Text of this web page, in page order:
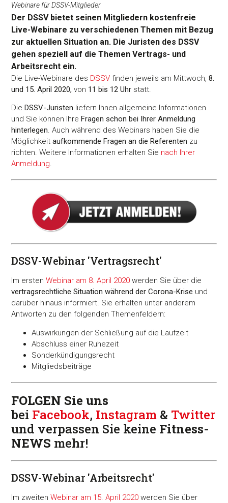
Webinare für DSSV-Mitglieder
Der DSSV bietet seinen Mitgliedern kostenfreie
Live-Webinare zu verschiedenen Themen mit Bezug
zur aktuellen Situation an. Die Juristen des DSSV
gehen speziell auf die Themen Vertrags- und
Arbeitsrecht ein.
Die Live-Webinare des DSSV finden jeweils am Mittwoch,8.
und 15. April 2020,von 11 bis 12 Uhr statt.
DieDSSV-Juristen liefern Ihnen allgemeine Informationen
und Sie können IhreFragen schon bei Ihrer Anmeldung
hinterlegen. Auch während des Webinars haben Sie die
Möglichkeitaufkommende Fragen an die Referenten zu
richten. Weitere Informationen erhalten Sie nach Ihrer
Anmeldung.
DSSV-Webinar 'Vertragsrecht'
Im erstenWebinar am 8. April 2020 werden Sie über die
vertragsrechtliche Situation während der Corona-Krise und
darüber hinaus informiert. Sie erhalten unter anderem
Antworten zu den folgenden Themenfeldern:
Auswirkungen der Schließung auf die Laufzeit
Abschluss einer Ruhezeit
Sonderkündigungsrecht
Mitgliedsbeiträge
FOLGEN Sie uns
bei Facebook, Instagram & Twitter
und verpassen Sie keine Fitness-
NEWS mehr!
DSSV-Webinar 'Arbeitsrecht'
Im zweitenWebinar am 15. April 2020 werden Sie über